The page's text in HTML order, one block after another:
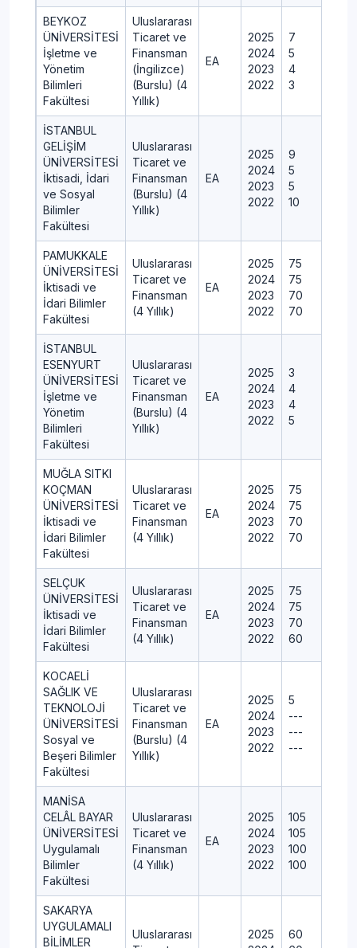
BEYKOZ
ÜNİVERSİTESİ
İşletme ve
Yönetim
Bilimleri
Fakültesi
Uluslararası
Ticaret ve
Finansman
(İngilizce)
(Burslu) (4
Yıllık)
EA
2025
2024
2023
2022
7
5
4
3
İSTANBUL
GELİŞİM
ÜNİVERSİTESİ
İktisadi, İdari
ve Sosyal
Bilimler
Fakültesi
Uluslararası
Ticaret ve
Finansman
(Burslu) (4
Yıllık)
EA
2025
2024
2023
2022
9
5
5
10
PAMUKKALE
ÜNİVERSİTESİ
İktisadi ve
İdari Bilimler
Fakültesi
Uluslararası
Ticaret ve
Finansman
(4 Yıllık)
EA
2025
2024
2023
2022
75
75
70
70
İSTANBUL
ESENYURT
ÜNİVERSİTESİ
İşletme ve
Yönetim
Bilimleri
Fakültesi
Uluslararası
Ticaret ve
Finansman
(Burslu) (4
Yıllık)
EA
2025
2024
2023
2022
3
4
4
5
MUĞLA SITKI
KOÇMAN
ÜNİVERSİTESİ
İktisadi ve
İdari Bilimler
Fakültesi
Uluslararası
Ticaret ve
Finansman
(4 Yıllık)
EA
2025
2024
2023
2022
75
75
70
70
SELÇUK
ÜNİVERSİTESİ
İktisadi ve
İdari Bilimler
Fakültesi
Uluslararası
Ticaret ve
Finansman
(4 Yıllık)
EA
2025
2024
2023
2022
75
75
70
60
KOCAELİ
SAĞLIK VE
TEKNOLOJİ
ÜNİVERSİTESİ
Sosyal ve
Beşeri Bilimler
Fakültesi
Uluslararası
Ticaret ve
Finansman
(Burslu) (4
Yıllık)
EA
2025
2024
2023
2022
5
---
---
---
MANİSA
CELÂL BAYAR
ÜNİVERSİTESİ
Uygulamalı
Bilimler
Fakültesi
Uluslararası
Ticaret ve
Finansman
(4 Yıllık)
EA
2025
2024
2023
2022
105
105
100
100
SAKARYA
UYGULAMALI
BİLİMLER
Uluslararası
2025
60